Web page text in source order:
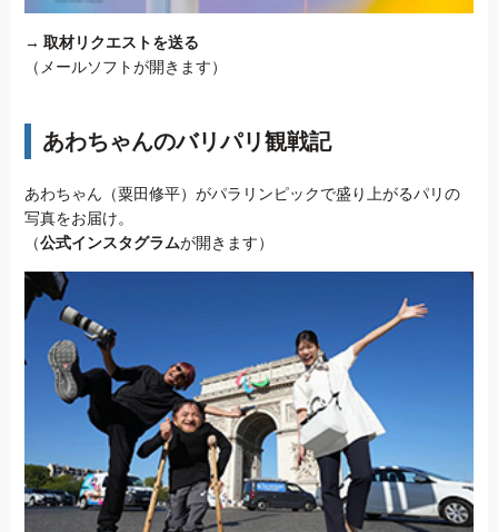
→ 取材リクエストを送る
（メールソフトが開きます）
あわちゃんのバリパリ観戦記
あわちゃん（粟田修平）がパラリンピックで盛り上がるパリの
写真をお届け。
（公式インスタグラムが開きます）